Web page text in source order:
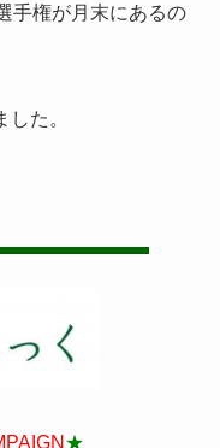
手権が月末にあるの
た。
★